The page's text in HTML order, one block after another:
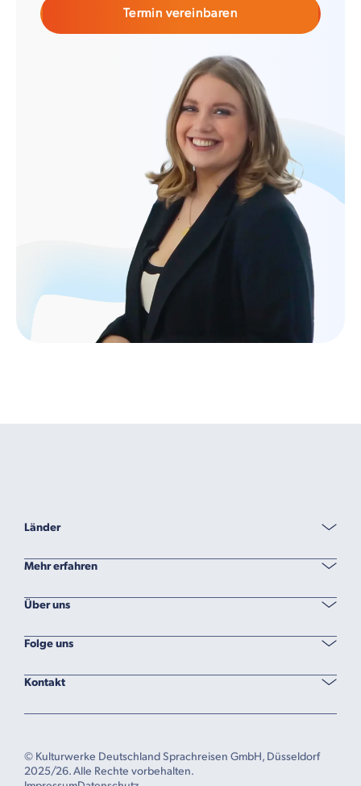
Termin vereinbaren
Länder
Mehr erfahren
Über uns
Folge uns
Kontakt
© Kulturwerke Deutschland Sprachreisen GmbH, Düsseldorf
2025/26. Alle Rechte vorbehalten.